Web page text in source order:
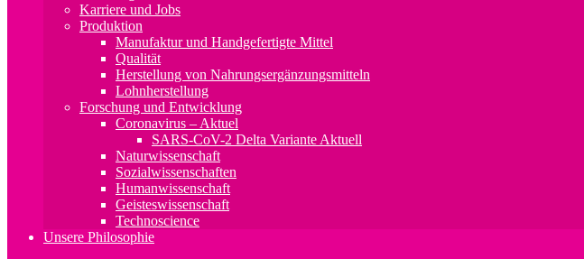
Karriere und Jobs
Produktion
Manufaktur und Handgefertigte Mittel
Qualität
Herstellung von Nahrungsergänzungsmitteln
Lohnherstellung
Forschung und Entwicklung
Coronavirus – Aktuel
SARS-CoV-2 Delta Variante Aktuell
Naturwissenschaft
Sozialwissenschaften
Humanwissenschaft
Geisteswissenschaft
Technoscience
Unsere Philosophie